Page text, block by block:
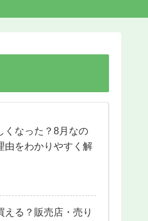
くなった？8月なの
由をわかりやすく解
える？販売店・売り